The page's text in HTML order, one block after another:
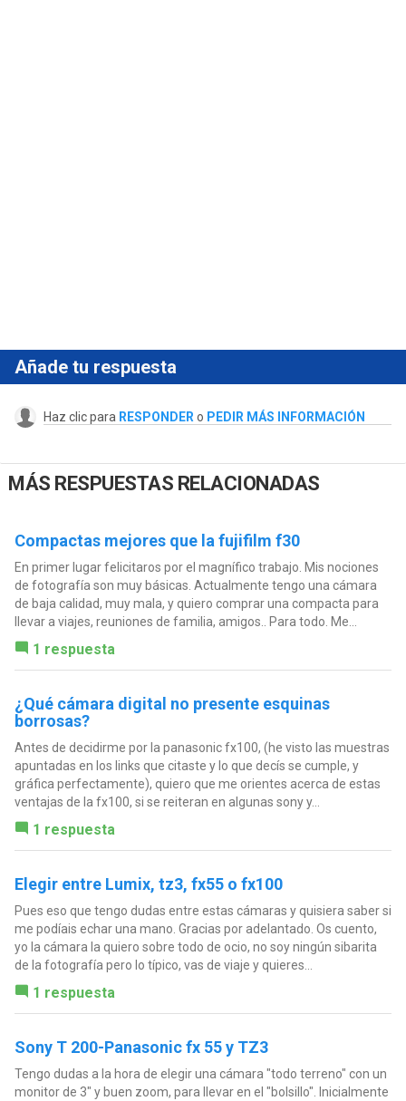
Añade tu respuesta
Haz clic para RESPONDER o PEDIR MÁS INFORMACIÓN
MÁS RESPUESTAS RELACIONADAS
Compactas mejores que la fujifilm f30
En primer lugar felicitaros por el magnífico trabajo. Mis nociones
de fotografía son muy básicas. Actualmente tengo una cámara
de baja calidad, muy mala, y quiero comprar una compacta para
llevar a viajes, reuniones de familia, amigos.. Para todo. Me...
1 respuesta
¿Qué cámara digital no presente esquinas
borrosas?
Antes de decidirme por la panasonic fx100, (he visto las muestras
apuntadas en los links que citaste y lo que decís se cumple, y
gráfica perfectamente), quiero que me orientes acerca de estas
ventajas de la fx100, si se reiteran en algunas sony y...
1 respuesta
Elegir entre Lumix, tz3, fx55 o fx100
Pues eso que tengo dudas entre estas cámaras y quisiera saber si
me podíais echar una mano. Gracias por adelantado. Os cuento,
yo la cámara la quiero sobre todo de ocio, no soy ningún sibarita
de la fotografía pero lo típico, vas de viaje y quieres...
1 respuesta
Sony T 200-Panasonic fx 55 y TZ3
Tengo dudas a la hora de elegir una cámara "todo terreno" con un
monitor de 3" y buen zoom, para llevar en el "bolsillo". Inicialmente